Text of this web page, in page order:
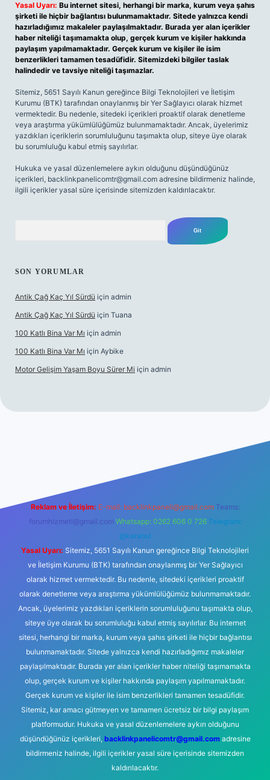
Yasal Uyarı: Bu internet sitesi, herhangi bir marka, kurum veya şahıs
şirketi ile hiçbir bağlantısı bulunmamaktadır. Sitede yalnızca kendi
hazırladığımız makaleler paylaşılmaktadır. Burada yer alan içerikler
haber niteliği taşımamakta olup, gerçek kurum ve kişiler hakkında
paylaşım yapılmamaktadır. Gerçek kurum ve kişiler ile isim
benzerlikleri tamamen tesadüfidir. Sitemizdeki bilgiler taslak
halindedir ve tavsiye niteliği taşımazlar.
Sitemiz, 5651 Sayılı Kanun gereğince Bilgi Teknolojileri ve İletişim
Kurumu (BTK) tarafından onaylanmış bir Yer Sağlayıcı olarak hizmet
vermektedir. Bu nedenle, sitedeki içerikleri proaktif olarak denetleme
veya araştırma yükümlülüğümüz bulunmamaktadır. Ancak, üyelerimiz
yazdıkları içeriklerin sorumluluğunu taşımakta olup, siteye üye olarak
bu sorumluluğu kabul etmiş sayılırlar.
Hukuka ve yasal düzenlemelere aykırı olduğunu düşündüğünüz
içerikleri, backlinkpanelicomtr@gmail.com adresine bildirmeniz halinde,
ilgili içerikler yasal süre içerisinde sitemizden kaldırılacaktır.
SON YORUMLAR
Antik Çağ Kaç Yıl Sürdü için admin
Antik Çağ Kaç Yıl Sürdü için Tuana
100 Katlı Bina Var Mı için admin
100 Katlı Bina Var Mı için Aybike
Motor Gelişim Yaşam Boyu Sürer Mi için admin
Reklam ve İletişim: E-mail: backlinkpaneli@gmail.com Teams:
forumhizmeti@gmail.com Whatsapp: 0262 606 0 726 Telegram:
@karabul
Yasal Uyarı: Sitemiz, 5651 Sayılı Kanun gereğince Bilgi Teknolojileri
ve İletişim Kurumu (BTK) tarafından onaylanmış bir Yer Sağlayıcı
olarak hizmet vermektedir. Bu nedenle, sitedeki içerikleri proaktif
olarak denetleme veya araştırma yükümlülüğümüz bulunmamaktadır.
Ancak, üyelerimiz yazdıkları içeriklerin sorumluluğunu taşımakta olup,
siteye üye olarak bu sorumluluğu kabul etmiş sayılırlar. Bu internet
sitesi, herhangi bir marka, kurum veya şahıs şirketi ile hiçbir bağlantısı
bulunmamaktadır. Sitede yalnızca kendi hazırladığımız makaleler
paylaşılmaktadır. Burada yer alan içerikler haber niteliği taşımamakta
olup, gerçek kurum ve kişiler hakkında paylaşım yapılmamaktadır.
Gerçek kurum ve kişiler ile isim benzerlikleri tamamen tesadüfidir.
Sitemiz, kar amacı gütmeyen ve tamamen ücretsiz bir bilgi paylaşım
platformudur. Hukuka ve yasal düzenlemelere aykırı olduğunu
düşündüğünüz içerikleri, backlinkpanelicomtr@gmail.comadresine
bildirmeniz halinde, ilgili içerikler yasal süre içerisinde sitemizden
kaldırılacaktır.